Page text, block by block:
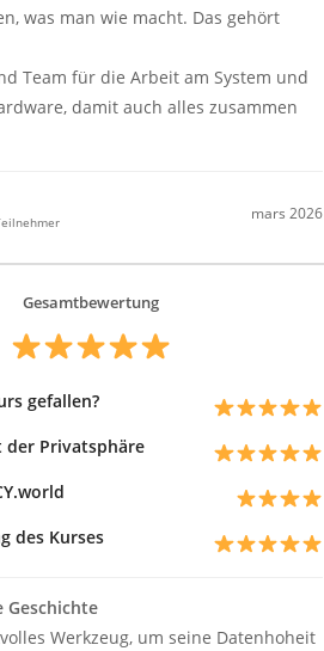
was man wie macht. Das gehört
Team für die Arbeit am System und
damit auch alles zusammen
mars 2026
Gesamtbewertung
gefallen?
Privatsphäre
des Kurses
Geschichte
Werkzeug, um seine Datenhoheit